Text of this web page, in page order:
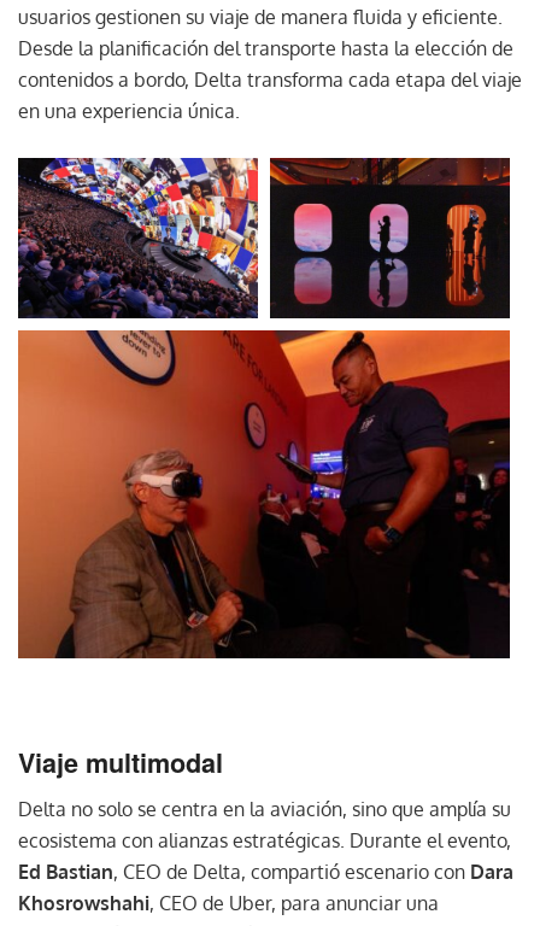
usuarios gestionen su viaje de manera fluida y eficiente.
Desde la planificación del transporte hasta la elección de
contenidos a bordo, Delta transforma cada etapa del viaje
en una experiencia única.
Viaje multimodal
Delta no solo se centra en la aviación, sino que amplía su
ecosistema con alianzas estratégicas. Durante el evento,
Ed Bastian, CEO de Delta, compartió escenario con Dara
Khosrowshahi, CEO de Uber, para anunciar una